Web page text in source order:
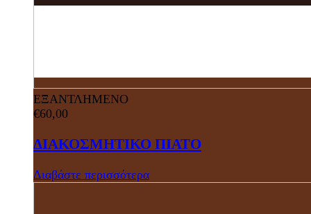
ΕΞΑΝΤΛΗΜΕΝΟ
€60,00
ΔΙΑΚΟΣΜΗΤΙΚΟ ΠΙΑΤΟ
Διαβάστε περισσότερα